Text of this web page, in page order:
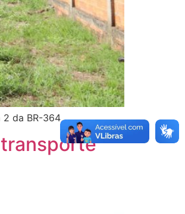
2 da BR-364